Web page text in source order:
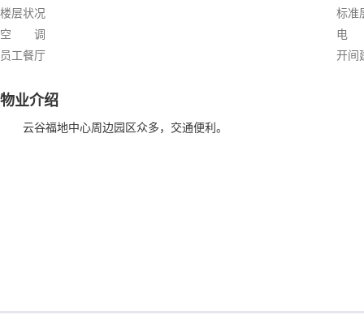
楼层状况
标准
空 调
电
员工餐厅
开间
物业介绍
云谷福地中心周边园区众多，交通便利。